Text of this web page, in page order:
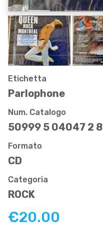
Etichetta
Parlophone
Num. Catalogo
50999 5 04047 2 8
Formato
CD
Categoria
ROCK
€20.00